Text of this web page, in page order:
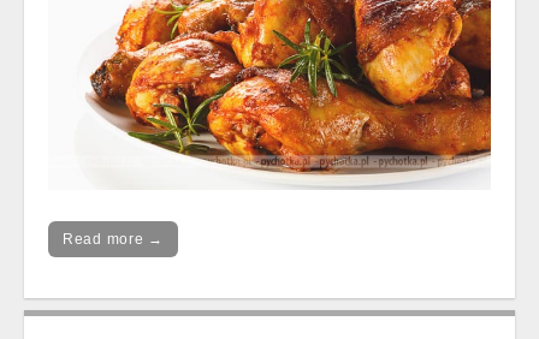
Read more →